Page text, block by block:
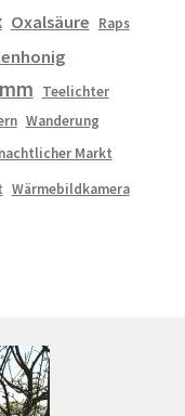
Oxalsäure Raps
Teelichter
Wanderung
Markt
Wärmebildkamera